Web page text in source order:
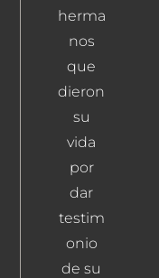
herma
nos
que
dieron
su
vida
por
dar
testim
onio
de su